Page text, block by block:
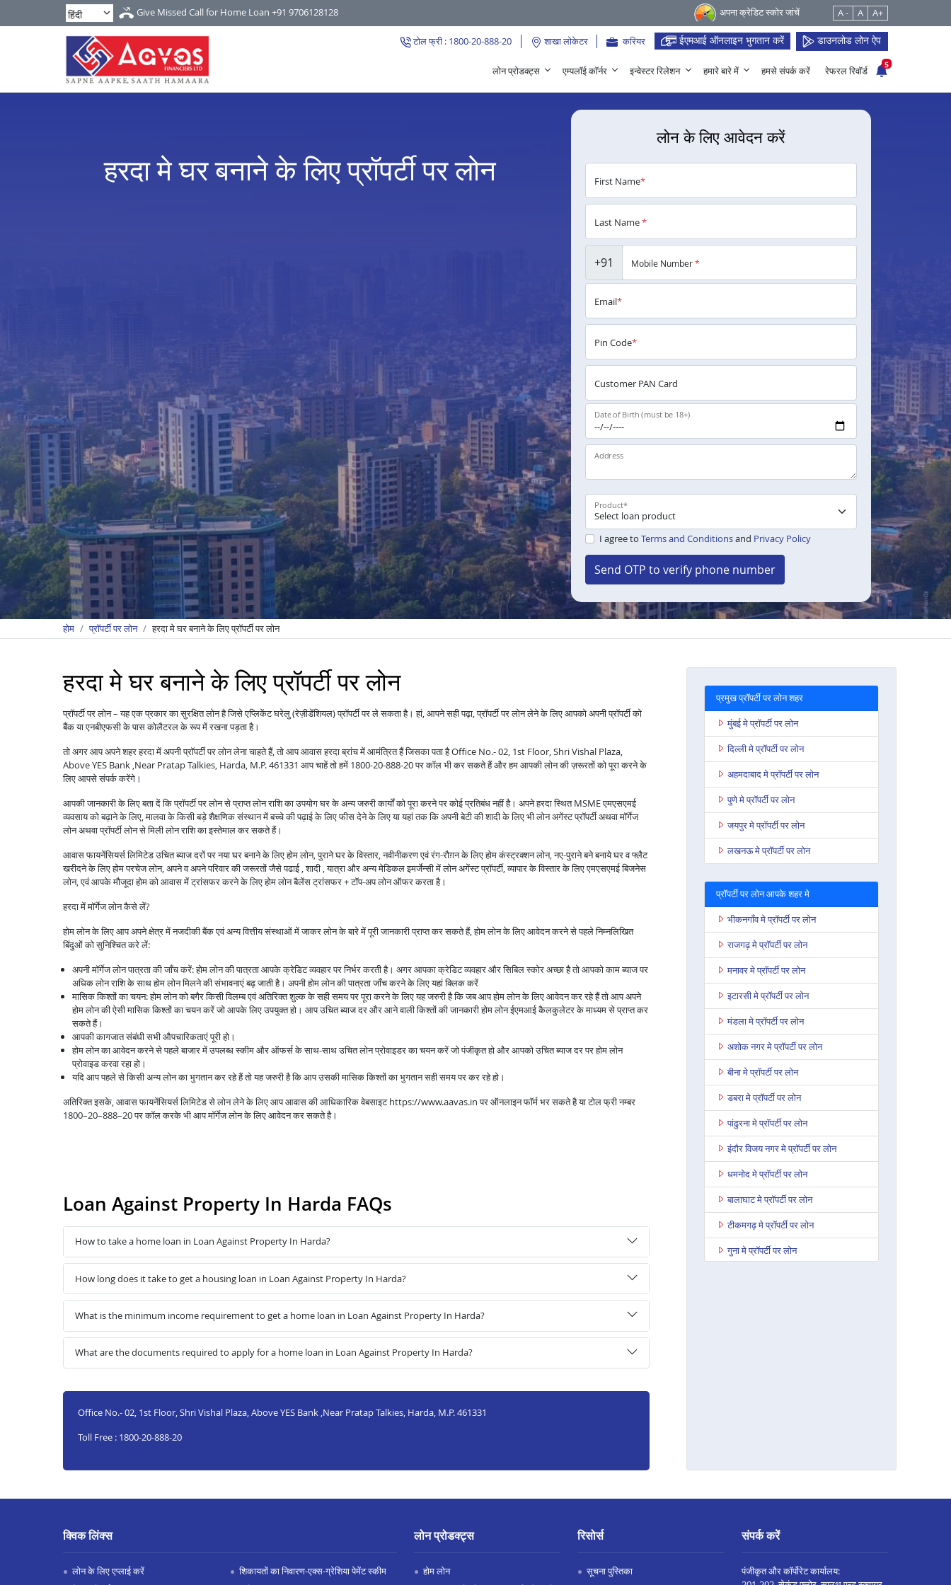
Give Missed Call for Home Loan +91 9706128128 अपना क्रेडिट स्कोर जांचें A - A A+
टोल फ्री : 1800-20-888-20 शाखा लोकेटर करियर ईएमआई ऑनलाइन भुगतान करें डाउनलोड लोन ऐप
लोन प्रोडक्ट्स एम्पलॉई कॉर्नर इन्वेस्टर रिलेशन हमारे बारे में हमसे संपर्क करें रेफरल रिवॉर्ड
5
हरदा मे घर बनाने के लिए प्रॉपर्टी पर लोन
लोन के लिए आवेदन करें
First Name*
Last Name*
+91 Mobile Number*
Email*
Pin Code*
Customer PAN Card
Date of Birth (must be 18+)
Address
Product*
I agree to Terms and Conditionsand Privacy Policy
Send OTP to verify phone number
होम प्रॉपर्टी पर लोन हरदा मे घर बनाने के लिए प्रॉपर्टी पर लोन
हरदा मे घर बनाने के लिए प्रॉपर्टी पर लोन
प्रॉपर्टी पर लोन – यह एक प्रकार का सुरक्षित लोन है जिसे एप्लिकेंट घरेलु (रेज़ीडेंशियल) प्रॉपर्टी पर ले सकता है। हां, आपने सही पढ़ा, प्रॉपर्टी पर लोन लेने के लिए आपको अपनी प्रॉपर्टी को
बैंक या एनबीएफसी के पास कोलैटरल के रूप में रखना पड़ता है।
तो अगर आप अपने शहर हरदा में अपनी प्रॉपर्टी पर लोन लेना चाहते हैं, तो आप आवास हरदा ब्रांच में आमंत्रित हैं जिसका पता है Office No.- 02, 1st Floor, Shri Vishal Plaza,
Above YES Bank ,Near Pratap Talkies, Harda, M.P. 461331 आप चाहें तो हमें 1800-20-888-20 पर कॉल भी कर सकते हैं और हम आपकी लोन की ज़रूरतों को पूरा करने के
लिए आपसे संपर्क करेंगे।
आपकी जानकारी के लिए बता दें कि प्रॉपर्टी पर लोन से प्राप्त लोन राशि का उपयोग घर के अन्य जरुरी कार्यों को पूरा करने पर कोई प्रतिबंध नहीं है। अपने हरदा स्थित MSME एमएसएमई
व्यवसाय को बढ़ाने के लिए, मालवा के किसी बड़े शैक्षणिक संस्थान में बच्चे की पढ़ाई के लिए फीस देने के लिए या यहां तक कि अपनी बेटी की शादी के लिए भी लोन अगेंस्ट प्रॉपर्टी अथवा मॉर्गेज
लोन अथवा प्रॉपर्टी लोन से मिली लोन राशि का इस्तेमाल कर सकते हैं।
आवास फायनेंसियर्स लिमिटेड उचित ब्याज दरों पर नया घर बनाने के लिए होम लोन, पुराने घर के विस्तार, नवीनीकरण एवं रंग-रौग़न के लिए होम कंस्ट्रक्शन लोन, नए-पुराने बने बनाये घर व फ्लैट
खरीदने के लिए होम परचेज लोन, अपने व अपने परिवार की जरूरतों जैसे पढाई , शादी , यात्रा और अन्य मेडिकल इमर्जेन्सी में लोन अगेंस्ट प्रॉपर्टी, व्यापार के विस्तार के लिए एमएसएमई बिजनेस
लोन, एवं आपके मौजूदा होम को आवास में ट्रांसफर करने के लिए होम लोन बैलेंस ट्रांसफर + टॉप-अप लोन ऑफर करता है।
हरदा में मॉर्गेज लोन कैसे लें?
होम लोन के लिए आप अपने क्षेत्र में नजदीकी बैंक एवं अन्य वित्तीय संस्थाओं में जाकर लोन के बारे में पूरी जानकारी प्राप्त कर सकते हैं, होम लोन के लिए आवेदन करने से पहले निम्नलिखित
बिंदुओं को सुनिश्चित करे लें:
अपनी मॉर्गेज लोन पात्रता की जाँच करें: होम लोन की पात्रता आपके क्रेडिट व्यवहार पर निर्भर करती है। अगर आपका क्रेडिट व्यवहार और सिबिल स्कोर अच्छा है तो आपको काम ब्याज पर
अधिक लोन राशि के साथ होम लोन मिलने की संभावनाएं बढ़ जाती है। अपनी होम लोन की पात्रता जाँच करने के लिए यहां क्लिक करें
मासिक किश्तों का चयन: होम लोन को बगैर किसी विलम्ब एवं अतिरिक्त शुल्क के सही समय पर पूरा करने के लिए यह जरुरी है कि जब आप होम लोन के लिए आवेदन कर रहे हैं तो आप अपने
होम लोन की ऐसी मासिक किश्तों का चयन करें जो आपके लिए उपयुक्त हो। आप उचित ब्याज दर और आने वाली किश्तों की जानकारी होम लोन ईएमआई कैलकुलेटर के माध्यम से प्राप्त कर
सकते हैं।
आपकी कागजात संबंधी सभी औपचारिकताएं पूरी हो।
होम लोन का आवेदन करने से पहले बाजार में उपलब्ध स्कीम और ऑफर्स के साथ-साथ उचित लोन प्रोवाइडर का चयन करें जो पंजीकृत हो और आपको उचित ब्याज दर पर होम लोन
प्रोवाइड करवा रहा हो।
यदि आप पहले से किसी अन्य लोन का भुगतान कर रहे हैं तो यह जरुरी है कि आप उसकी मासिक किश्तों का भुगतान सही समय पर कर रहे हो।
अतिरिक्त इसके, आवास फायनेंसियर्स लिमिटेड से लोन लेने के लिए आप आवास की आधिकारिक वेबसाइट https://www.aavas.in पर ऑनलाइन फॉर्म भर सकते है या टोल फ्री नम्बर
1800–20–888–20 पर कॉल करके भी आप मॉर्गेज लोन के लिए आवेदन कर सकते है।
Loan Against Property In Harda FAQs
How to take a home loan in Loan Against Property In Harda?
How long does it take to get a housing loan in Loan Against Property In Harda?
What is the minimum income requirement to get a home loan in Loan Against Property In Harda?
What are the documents required to apply for a home loan in Loan Against Property In Harda?
Office No.- 02, 1st Floor, Shri Vishal Plaza, Above YES Bank ,Near Pratap Talkies, Harda, M.P. 461331
Toll Free : 1800-20-888-20
प्रमुख प्रॉपर्टी पर लोन शहर
मुंबई मे प्रॉपर्टी पर लोन
दिल्ली मे प्रॉपर्टी पर लोन
अहमदाबाद मे प्रॉपर्टी पर लोन
पुणे मे प्रॉपर्टी पर लोन
जयपुर मे प्रॉपर्टी पर लोन
लखनऊ मे प्रॉपर्टी पर लोन
प्रॉपर्टी पर लोन आपके शहर मे
भीकनगाँव मे प्रॉपर्टी पर लोन
राजगढ़ मे प्रॉपर्टी पर लोन
मनावर मे प्रॉपर्टी पर लोन
इटारसी मे प्रॉपर्टी पर लोन
मंडला मे प्रॉपर्टी पर लोन
अशोक नगर मे प्रॉपर्टी पर लोन
बीना मे प्रॉपर्टी पर लोन
डबरा मे प्रॉपर्टी पर लोन
पांढुरना मे प्रॉपर्टी पर लोन
इंदौर विजय नगर मे प्रॉपर्टी पर लोन
धमनोद मे प्रॉपर्टी पर लोन
बालाघाट मे प्रॉपर्टी पर लोन
टीकमगढ़ मे प्रॉपर्टी पर लोन
गुना मे प्रॉपर्टी पर लोन
सतना मे प्रॉपर्टी पर लोन
विदिशा मे प्रॉपर्टी पर लोन
सनावद मे प्रॉपर्टी पर लोन
क्विक लिंक्स
लोन के लिए एप्लाई करें
शिकायतों का निवारण-एक्स-ग्रेशिया पेमेंट स्कीम
लोन प्रोडक्ट्स
होम लोन
रिसोर्स
सूचना पुस्तिका
संपर्क करें
पंजीकृत और कॉर्पोरेट कार्यालय: